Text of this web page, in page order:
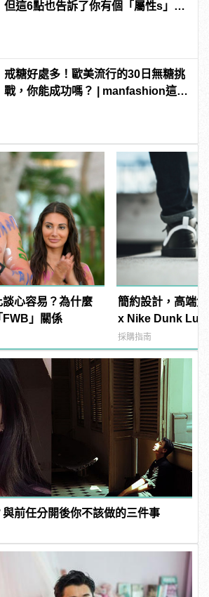
但這6點也告訴了你有個「屬性s」的
戒糖好處多！歐美流行的30日無糖挑
戰，你能成功嗎？ | manfashion這樣
心容易？為什麼
FWB」關係
簡約設計，高端
x Nike Dunk Lux
式上陣
採購指南
前任分開後你不該做的三件事